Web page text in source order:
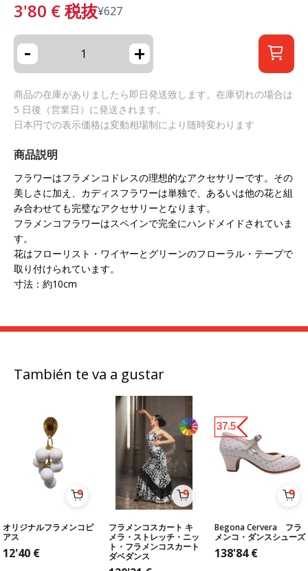
3'80 €税抜¥627
- +
商品の在庫がありましたら即日発送致します。在庫切れの場合は
5 日後（営業日）に発送されます。
日本円での表示価格は変動相場制により随時変わります
商品説明
フラワーはフラメンコドレスの理想的なアクセサリーです。その
美しさに加え、カディスフラワーは単独で、あるいは他の花と組
み合わせても完璧なアクセサリーとなります。
フラメンコフラワーはスペインで完全にハンドメイドされていま
す。
花はフローリスト・ワイヤーとグリーンのフローラル・テープで
取り付けられています。
寸法：約10cm
También te va a gustar
オリジナルフラメンコピ
アス
12'40 €
フラメンコスカート キ
メラ・ストレッチ・ニッ
ト・フラメンコスカート
ダベダンス
Begona Cervera フラ
メンコ・ダンスシューズ
138'84€
37.5